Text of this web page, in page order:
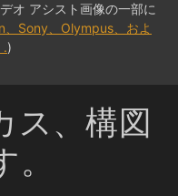
オ アシスト画像の一部に
、Sony、Olympus、およ
.)
ス、構図